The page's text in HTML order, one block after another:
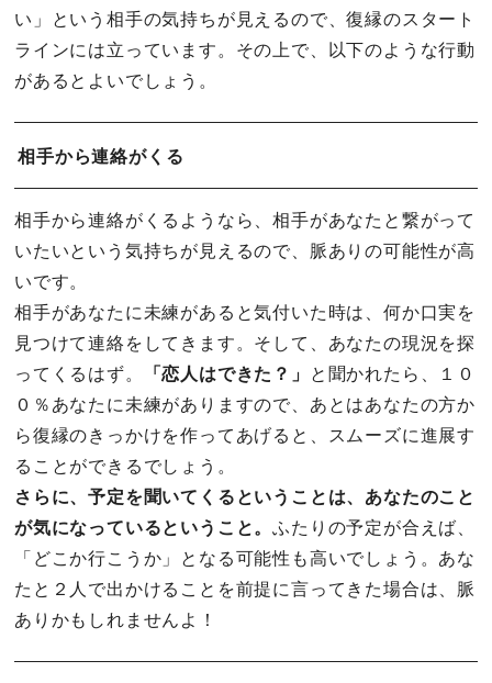
い」という相手の気持ちが見えるので、復縁のスタート
ラインには立っています。その上で、以下のような行動
があるとよいでしょう。
相手から連絡がくる
相手から連絡がくるようなら、相手があなたと繋がって
いたいという気持ちが見えるので、脈ありの可能性が高
いです。
相手があなたに未練があると気付いた時は、何か口実を
見つけて連絡をしてきます。そして、あなたの現況を探
ってくるはず。
「恋人はできた？」 と聞かれたら、１０
０％あなたに未練がありますので、あとはあなたの方か
ら復縁のきっかけを作ってあげると、スムーズに進展す
ることができるでしょう。
さらに、予定を聞いてくるということは、あなたのこと
が気になっているということ。ふたりの予定が合えば、
「どこか行こうか」となる可能性も高いでしょう。あな
たと２人で出かけることを前提に言ってきた場合は、脈
ありかもしれませんよ！